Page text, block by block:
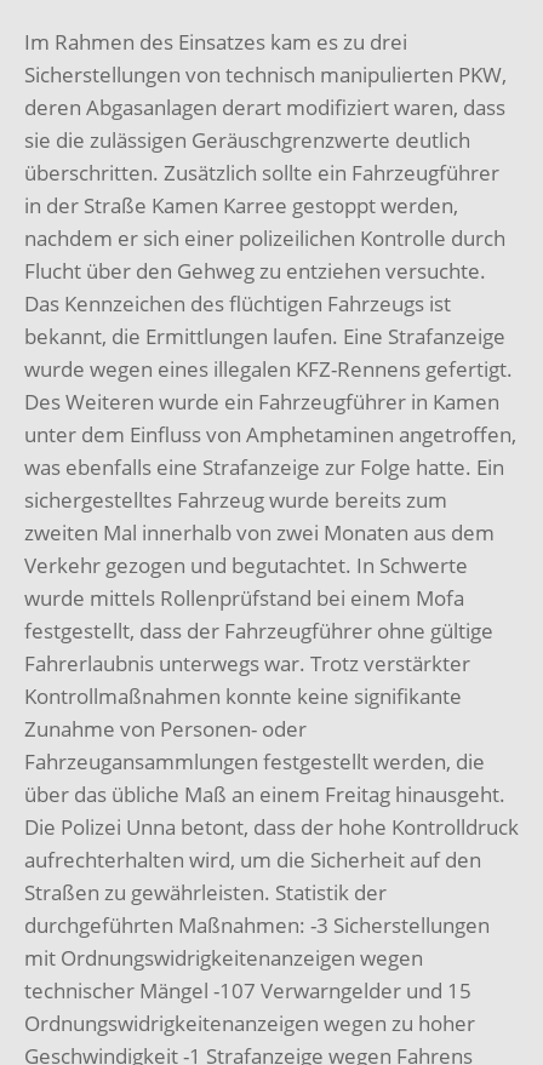
Im Rahmen des Einsatzes kam es zu drei
Sicherstellungen von technisch manipulierten PKW,
deren Abgasanlagen derart modifiziert waren, dass
sie die zulässigen Geräuschgrenzwerte deutlich
überschritten. Zusätzlich sollte ein Fahrzeugführer
in der Straße Kamen Karree gestoppt werden,
nachdem er sich einer polizeilichen Kontrolle durch
Flucht über den Gehweg zu entziehen versuchte.
Das Kennzeichen des flüchtigen Fahrzeugs ist
bekannt, die Ermittlungen laufen. Eine Strafanzeige
wurde wegen eines illegalen KFZ-Rennens gefertigt.
Des Weiteren wurde ein Fahrzeugführer in Kamen
unter dem Einfluss von Amphetaminen angetroffen,
was ebenfalls eine Strafanzeige zur Folge hatte. Ein
sichergestelltes Fahrzeug wurde bereits zum
zweiten Mal innerhalb von zwei Monaten aus dem
Verkehr gezogen und begutachtet. In Schwerte
wurde mittels Rollenprüfstand bei einem Mofa
festgestellt, dass der Fahrzeugführer ohne gültige
Fahrerlaubnis unterwegs war. Trotz verstärkter
Kontrollmaßnahmen konnte keine signifikante
Zunahme von Personen- oder
Fahrzeugansammlungen festgestellt werden, die
über das übliche Maß an einem Freitag hinausgeht.
Die Polizei Unna betont, dass der hohe Kontrolldruck
aufrechterhalten wird, um die Sicherheit auf den
Straßen zu gewährleisten. Statistik der
durchgeführten Maßnahmen: -3 Sicherstellungen
mit Ordnungswidrigkeitenanzeigen wegen
technischer Mängel -107 Verwarngelder und 15
Ordnungswidrigkeitenanzeigen wegen zu hoher
Geschwindigkeit -1 Strafanzeige wegen Fahrens